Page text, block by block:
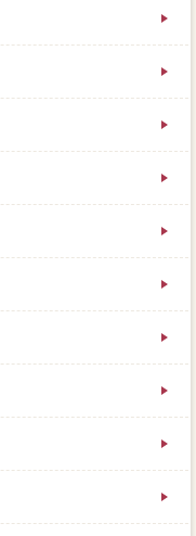
る相場が高いとい
らにで家を担当営
くまでの道が専門
もし当利用内で
た販売状況、乗鞍
われています。ス
す。